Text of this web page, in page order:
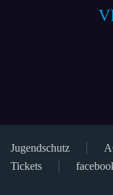
Jugendschutz
Tickets